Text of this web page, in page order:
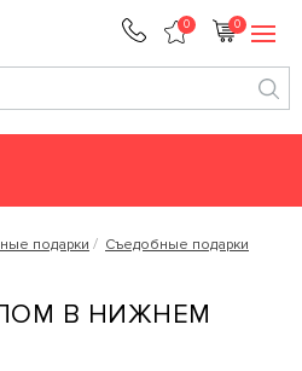
0 0
подарки
Съедобные подарки
В НИЖНЕМ